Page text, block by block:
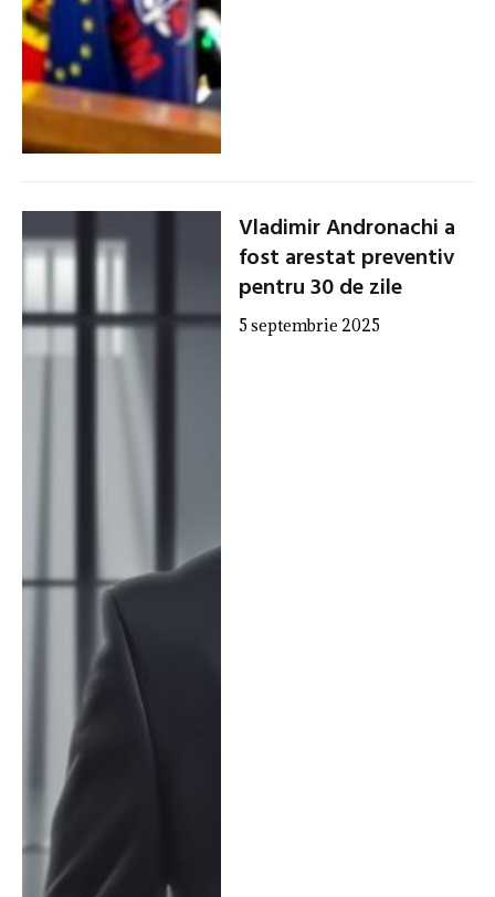
Vladimir Andronachi a
fost arestat preventiv
pentru 30 de zile
5 septembrie 2025